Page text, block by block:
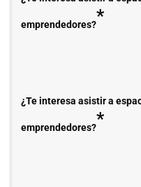
emprendedores?*
¿Te interesa asistir a
emprendedores?*